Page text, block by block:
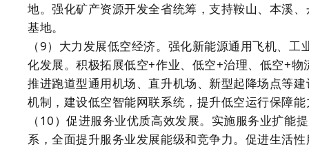
地。强化矿产资源开发全省统筹，支持鞍山、本溪
基地。
（9）大力发展低空经济。强化新能源通用飞机、
化发展。积极拓展低空+作业、低空+治理、低空+
推进跑道型通用机场、直升机场、新型起降场点等
机制，建设低空智能网联系统，提升低空运行保障能
（10）促进服务业优质高效发展。实施服务业扩能
系，全面提升服务业发展能级和竞争力。促进生活